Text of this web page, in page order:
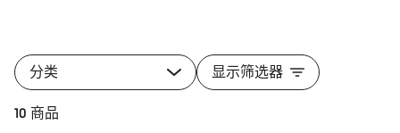
分类 显示筛选器
10 商品